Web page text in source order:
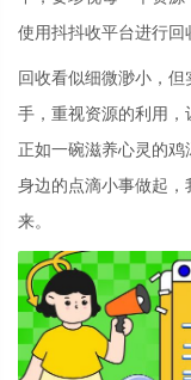
使用抖抖收平台进行回
回收看似细微渺小，
手，重视资源的利用，
正如一碗滋养心灵的
身边的点滴小事做起
来。